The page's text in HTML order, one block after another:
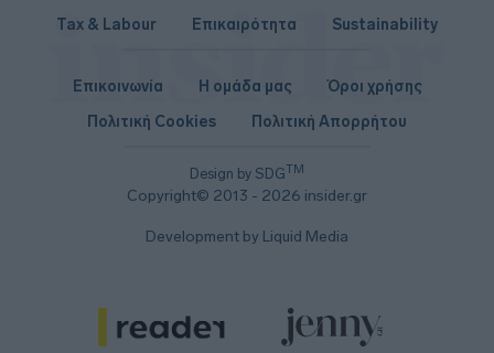
Tax & Labour
Επικαιρότητα Sustainability
Design by SDGTM
Copyright© 2013 - 2026 insider.gr
Επικοινωνία Η ομάδα μας
Όροι χρήσης
Πολιτική Cookies
Πολιτική Απορρήτου
Development by Liquid Media